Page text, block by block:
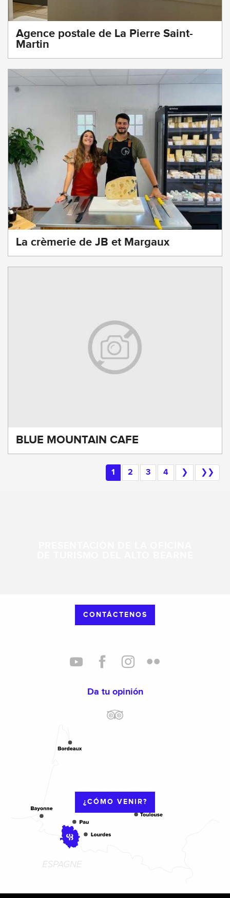
Agence postale de La Pierre Saint-
Martin
La crèmerie de JB et Margaux
BLUE MOUNTAIN CAFE
1 2 3 4 ❯ ❯❯
CONTÁCTENOS
Da tu opinión
¿CÓMO VENIR?